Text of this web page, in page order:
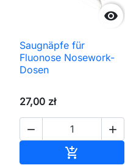

Saugnäpfe für
Fluonose Nosework-
Dosen
27,00 zł
 
